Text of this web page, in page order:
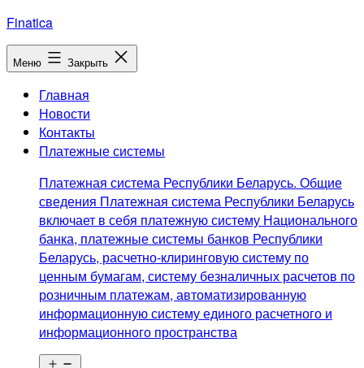
Перейти
к
содержимому
Finatica
Меню Закрыть
Главная
Новости
Контакты
Платежные системы
Платежная система Республики Беларусь. Общие
сведения Платежная система Республики Беларусь
включает в себя платежную систему Национального
банка, платежные системы банков Республики
Беларусь, расчетно-клиринговую систему по
ценным бумагам, систему безналичных расчетов по
розничным платежам, автоматизированную
информационную систему единого расчетного и
информационного пространства